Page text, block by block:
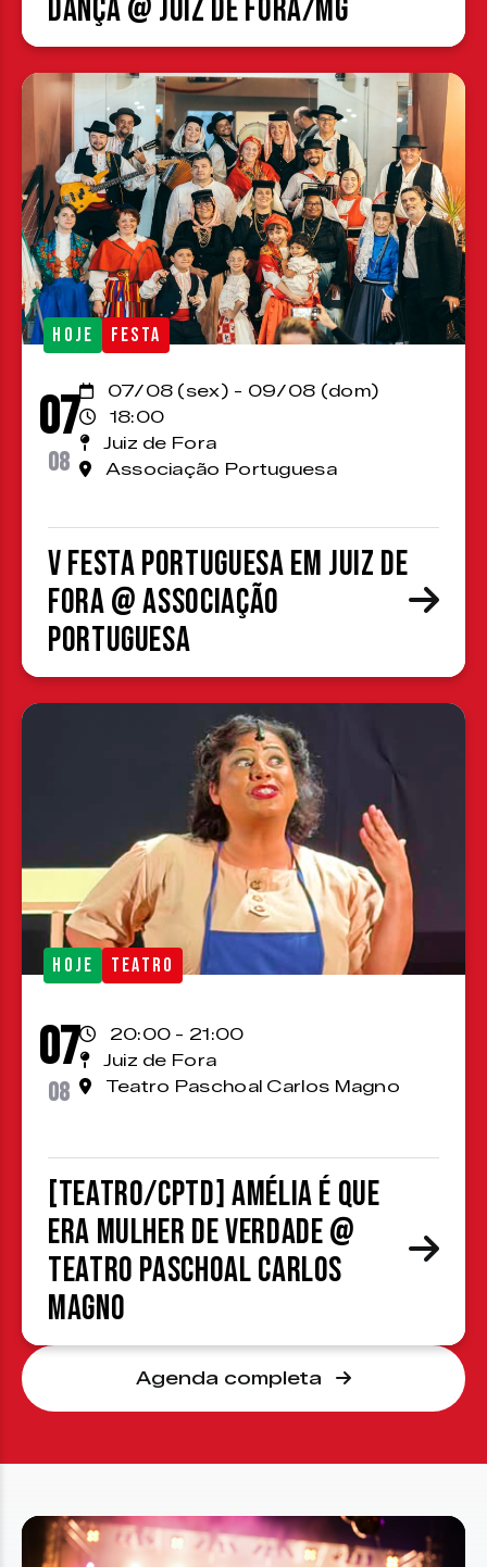
Dança @ Juiz de Fora/MG
HOJE FESTA
07
08
07/08 (sex) - 09/08 (dom)
18:00
Juiz de Fora
Associação Portuguesa
V Festa Portuguesa em Juiz de
Fora @ Associação
Portuguesa
HOJE TEATRO
07
08
20:00 - 21:00
Juiz de Fora
Teatro Paschoal Carlos Magno
[TEATRO/CPTD] Amélia é que
era mulher de verdade @
Teatro Paschoal Carlos
Magno
Agenda completa